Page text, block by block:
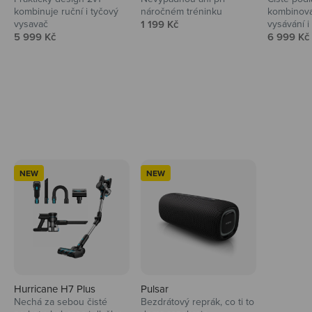
kombinuje ruční i tyčový
vysavač
Prodejní cena
5 999 Kč
náročném tréninku
Prodejní cena
1 199 Kč
vysávání
Prodejní
6 999 Kč
NEW
Hurricane H7 Plus
Nechá za sebou čisté
NEW
Pulsar
Bezdrátový reprák, co ti to